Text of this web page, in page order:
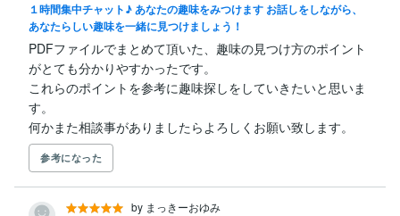
１時間集中チャット♪ あなたの趣味をみつけます お話しをしながら、
あなたらしい趣味を一緒に見つけましょう！
PDFファイルでまとめて頂いた、趣味の見つけ方のポイント
がとても分かりやすかったです。
これらのポイントを参考に趣味探しをしていきたいと思いま
す。
何かまた相談事がありましたらよろしくお願い致します。
参考になった
by まっきーおゆみ